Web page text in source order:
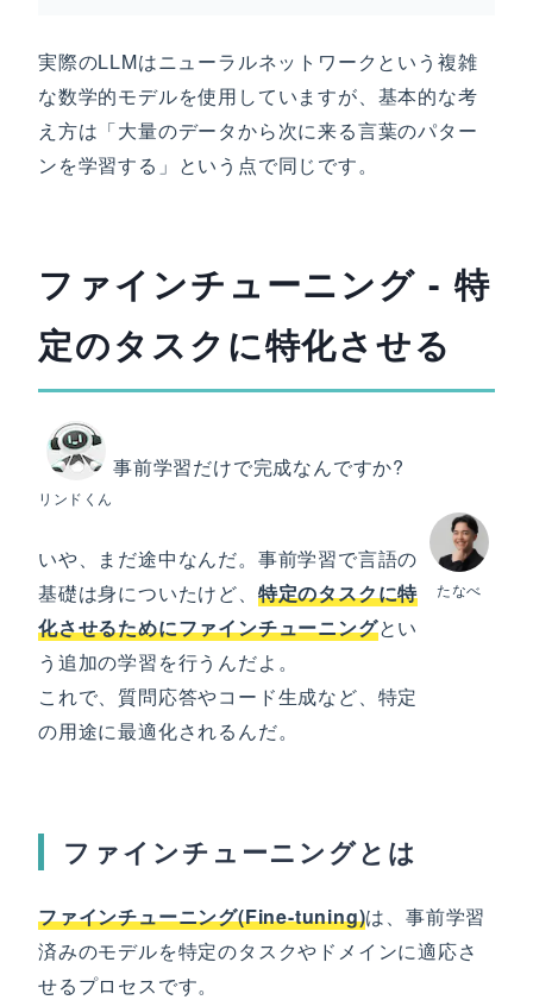
実際のLLMはニューラルネットワークという複雑
な数学的モデルを使用していますが、基本的な考
え方は「大量のデータから次に来る言葉のパター
ンを学習する」という点で同じです。
ファインチューニング - 特
定のタスクに特化させる
リンドくん
事前学習だけで完成なんですか?
たなべ
いや、まだ途中なんだ。事前学習で言語の
基礎は身についたけど、 特定のタスクに特
化させるためにファインチューニングとい
う追加の学習を行うんだよ。
これで、質問応答やコード生成など、特定
の用途に最適化されるんだ。
ファインチューニングとは
ファインチューニング(Fine-tuning)は、事前学習
済みのモデルを特定のタスクやドメインに適応さ
せるプロセスです。